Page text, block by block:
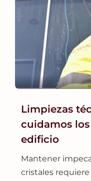
Limpiezas
cuidamos
edificio
Mantener
cristales